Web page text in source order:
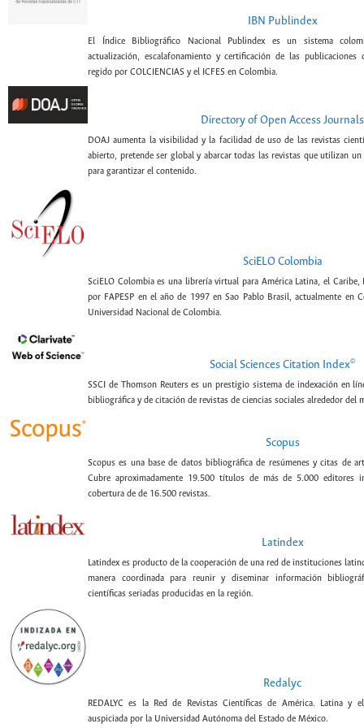
IBN Publindex
El Índice Bibliográfico Nacional Publindex es un sistema
actualización, escalafonamiento y certificación de las publicaciones
regido por COLCIENCIAS y el ICFES en Colombia.
Directory of Open Access Journals
DOAJ aumenta la visibilidad y la facilidad de uso de las revistas
abierto, pretende ser global y abarcar todas las revistas que utilizan
para garantizar el contenido.
SciELO Colombia
SciELO Colombia es una librería virtual para América Latina, el Caribe,
por FAPESP en el año de 1997 en Sao Pablo Brasil, actualmente en
Universidad Nacional de Colombia.
Social Sciences Citation Index©
SSCI de Thomson Reuters es un prestigio sistema de indexación en
bibliográfica y de citación de revistas de ciencias sociales alrededor del
Scopus
Scopus es una base de datos bibliográfica de resúmenes y citas de
Cubre aproximadamente 19.500 títulos de más de 5.000 editores
cobertura de de 16.500 revistas.
Latindex
Latindex es producto de la cooperación de una red de instituciones
manera coordinada para reunir y diseminar información
científicas seriadas producidas en la región.
Redalyc
REDALYC es la Red de Revistas Científicas de América. Latina y
auspiciada por la Universidad Autónoma del Estado de México.